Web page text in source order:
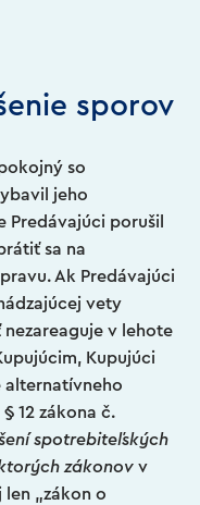
sporov
so
jeho
Predávajúci porušil
sa na
Ak Predávajúci
vety
v lehote
Kupujúci
alternatívneho
12 zákona č.
spotrebiteľských
zákonov v
„zákon o